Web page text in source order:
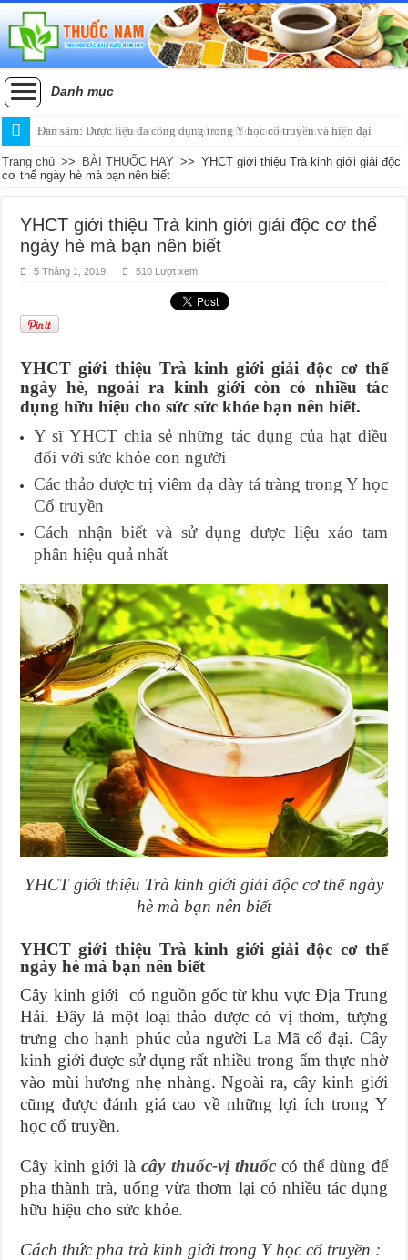
Danh mục
Đan sâm: Dược liệu đa công dụng trong Y học cổ truyền và hiện đại
Trang chủ >> BÀI THUỐC HAY >> YHCT giới thiệu Trà kinh giới giải độc
cơ thể ngày hè mà bạn nên biết
YHCT giới thiệu Trà kinh giới giải độc cơ thể
ngày hè mà bạn nên biết
5 Tháng 1, 2019 510 Lượt xem
YHCT giới thiệu Trà kinh giới giải độc cơ thể
ngày hè, ngoài ra kinh giới còn có nhiều tác
dụng hữu hiệu cho sức sức khỏe bạn nên biết.
Y sĩ YHCT chia sẻ những tác dụng của hạt điều
đối với sức khỏe con người
Các thảo dược trị viêm dạ dày tá tràng trong Y học
Cổ truyền
Cách nhận biết và sử dụng dược liệu xáo tam
phân hiệu quả nhất
YHCT giới thiệu Trà kinh giới giải độc cơ thể ngày
hè mà bạn nên biết
YHCT giới thiệu Trà kinh giới giải độc cơ thể
ngày hè mà bạn nên biết
Cây kinh giới có nguồn gốc từ khu vực Địa Trung
Hải. Đây là một loại thảo dược có vị thơm, tượng
trưng cho hạnh phúc của người La Mã cổ đại. Cây
kinh giới được sử dụng rất nhiều trong ẩm thực nhờ
vào mùi hương nhẹ nhàng. Ngoài ra, cây kinh giới
cũng được đánh giá cao về những lợi ích trong Y
học cổ truyền.
Cây kinh giới làcây thuốc-vị thuốccó thể dùng để
pha thành trà, uống vừa thơm lại có nhiều tác dụng
hữu hiệu cho sức khỏe.
Cách thức pha trà kinh giới trong Y học cổ truyền :